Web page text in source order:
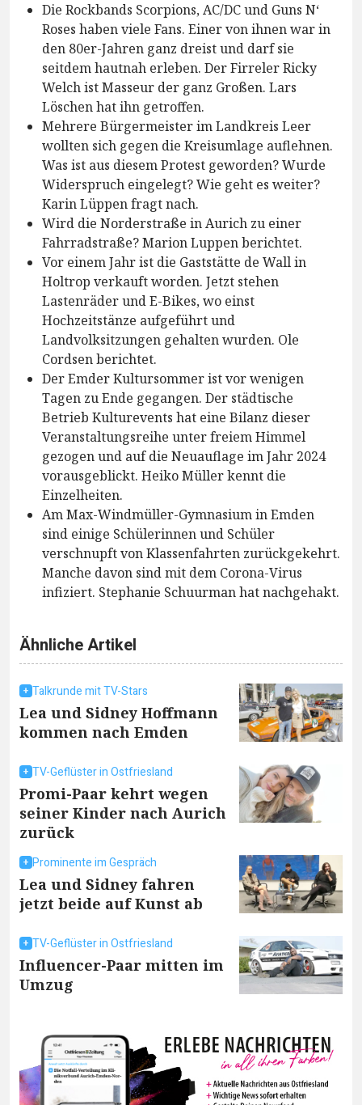
Die Rockbands Scorpions, AC/DC und Guns N‘
Roses haben viele Fans. Einer von ihnen war in
den 80er-Jahren ganz dreist und darf sie
seitdem hautnah erleben. Der Firreler Ricky
Welch ist Masseur der ganz Großen. Lars
Löschen hat ihn getroffen.
Mehrere Bürgermeister im Landkreis Leer
wollten sich gegen die Kreisumlage auflehnen.
Was ist aus diesem Protest geworden? Wurde
Widerspruch eingelegt? Wie geht es weiter?
Karin Lüppen fragt nach.
Wird die Norderstraße in Aurich zu einer
Fahrradstraße? Marion Luppen berichtet.
Vor einem Jahr ist die Gaststätte de Wall in
Holtrop verkauft worden. Jetzt stehen
Lastenräder und E-Bikes, wo einst
Hochzeitstänze aufgeführt und
Landvolksitzungen gehalten wurden. Ole
Cordsen berichtet.
Der Emder Kultursommer ist vor wenigen
Tagen zu Ende gegangen. Der städtische
Betrieb Kulturevents hat eine Bilanz dieser
Veranstaltungsreihe unter freiem Himmel
gezogen und auf die Neuauflage im Jahr 2024
vorausgeblickt. Heiko Müller kennt die
Einzelheiten.
Am Max-Windmüller-Gymnasium in Emden
sind einige Schülerinnen und Schüler
verschnupft von Klassenfahrten zurückgekehrt.
Manche davon sind mit dem Corona-Virus
infiziert. Stephanie Schuurman hat nachgehakt.
Ähnliche Artikel
Talkrunde mit TV-Stars
Lea und Sidney Hoffmann
kommen nach Emden
TV-Geflüster in Ostfriesland
Promi-Paar kehrt wegen
seiner Kinder nach Aurich
zurück
Prominente im Gespräch
Lea und Sidney fahren
jetzt beide auf Kunst ab
TV-Geflüster in Ostfriesland
Influencer-Paar mitten im
Umzug